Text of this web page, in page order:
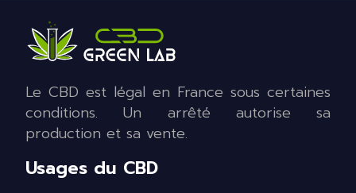
Le CBD est légal en France sous certaines
conditions. Un arrêté autorise sa
production et sa vente.
Usages du CBD